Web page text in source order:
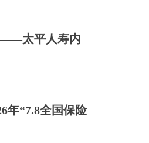
——太平人寿内
年“7.8全国保险